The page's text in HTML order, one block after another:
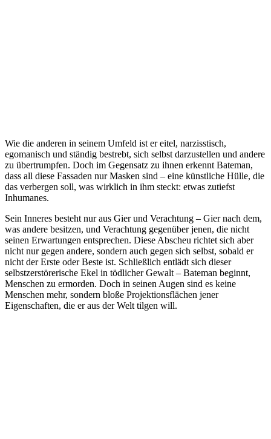
Wie die anderen in seinem Umfeld ist er eitel, narzisstisch,
egomanisch und ständig bestrebt, sich selbst darzustellen und andere
zu übertrumpfen. Doch im Gegensatz zu ihnen erkennt Bateman,
dass all diese Fassaden nur Masken sind – eine künstliche Hülle, die
das verbergen soll, was wirklich in ihm steckt: etwas zutiefst
Inhumanes.
Sein Inneres besteht nur aus Gier und Verachtung – Gier nach dem,
was andere besitzen, und Verachtung gegenüber jenen, die nicht
seinen Erwartungen entsprechen. Diese Abscheu richtet sich aber
nicht nur gegen andere, sondern auch gegen sich selbst, sobald er
nicht der Erste oder Beste ist. Schließlich entlädt sich dieser
selbstzerstörerische Ekel in tödlicher Gewalt – Bateman beginnt,
Menschen zu ermorden. Doch in seinen Augen sind es keine
Menschen mehr, sondern bloße Projektionsflächen jener
Eigenschaften, die er aus der Welt tilgen will.